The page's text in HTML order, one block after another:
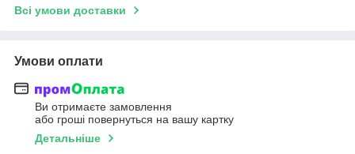
Всі умови доставки
Умови оплати
Ви отримаєте замовлення
або гроші повернуться на вашу картку
Детальніше